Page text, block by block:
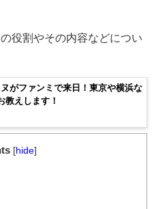
役割やその内容などについ
がファンミで来日！東京や横浜な
教えします！
[hide]